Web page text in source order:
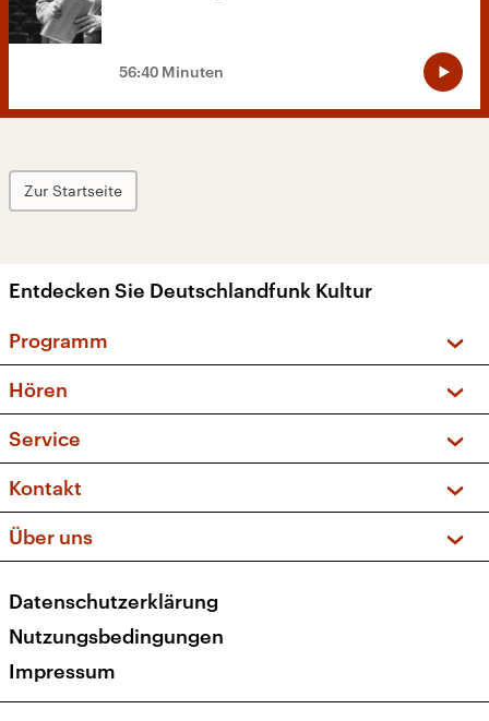
56:40 Minuten
Zur Startseite
Entdecken Sie Deutschlandfunk Kultur
Programm
Sendungen und Podcasts
Musikliste
Kakadu – Das Kinderprogramm
Hören
Frequenzen (UKW + DAB+)
Service
FAQ
Apps
Newsletter
Veranstaltungen
Kontakt
Social Media
Über uns
Presse
Karriere
Transparenz
Datenschutzerklärung
Nutzungsbedingungen
Impressum